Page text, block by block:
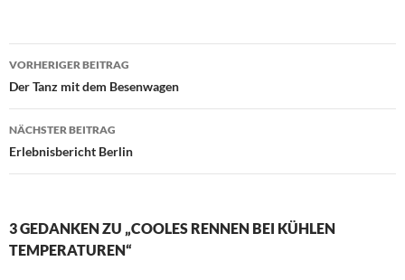
Beitragsnavigation
VORHERIGER BEITRAG
Der Tanz mit dem Besenwagen
NÄCHSTER BEITRAG
Erlebnisbericht Berlin
3 GEDANKEN ZU „COOLES RENNEN BEI KÜHLEN
TEMPERATUREN“